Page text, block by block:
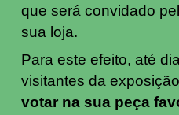
que será convidado
sua loja.
Para este efeito, até dia
visitantes da
votar na sua peça